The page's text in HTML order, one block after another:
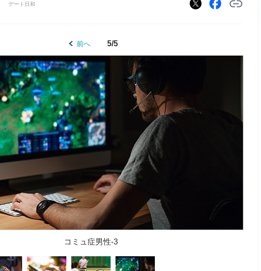
デート日和
前へ 5/5
コミュ症男性-3